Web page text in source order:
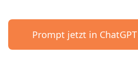
Prompt jetzt in